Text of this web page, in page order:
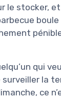
le stocker,
boule
qui
la
ce